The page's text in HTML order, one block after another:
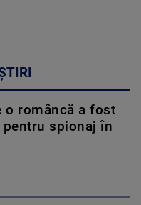
o româncă a fost
pentru spionaj în